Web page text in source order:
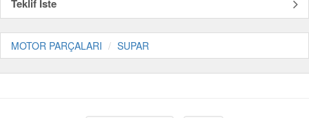
Teklif İste
MOTOR PARÇALARI SUPAR